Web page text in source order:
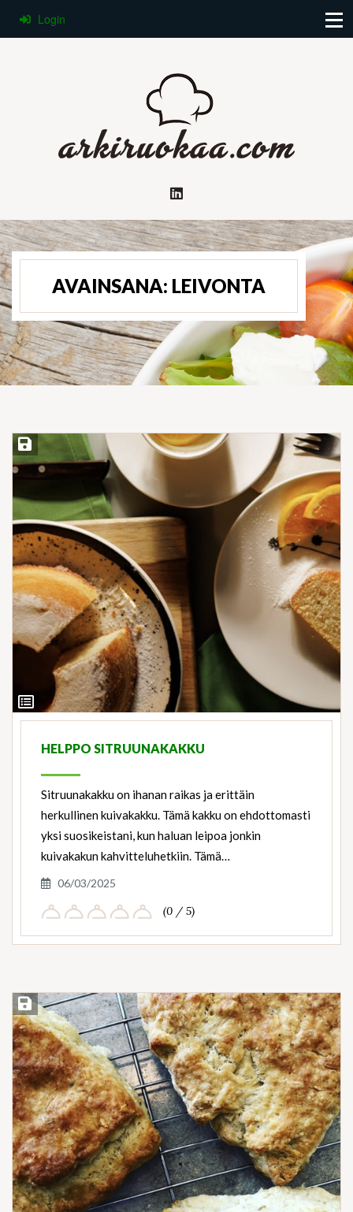
Login
AVAINSANA: LEIVONTA
View
Ingredients
Save Recipe
HELPPO SITRUUNAKAKKU
Sitruunakakku on ihanan raikas ja erittäin
herkullinen kuivakakku. Tämä kakku on ehdottomasti
yksi suosikeistani, kun haluan leipoa jonkin
kuivakakun kahvitteluhetkiin. Tämä…
06/03/2025
(0 / 5)
Save Recipe